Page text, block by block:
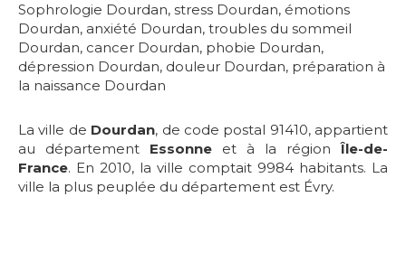
Sophrologie Dourdan, stress Dourdan, émotions
Dourdan, anxiété Dourdan, troubles du sommeil
Dourdan, cancer Dourdan, phobie Dourdan,
dépression Dourdan, douleur Dourdan, préparation à
la naissance Dourdan
La ville de Dourdan, de code postal 91410, appartient
au département Essonne et à la régionÎle-de-
France. En 2010, la ville comptait 9984 habitants. La
ville la plus peuplée du département est Évry.